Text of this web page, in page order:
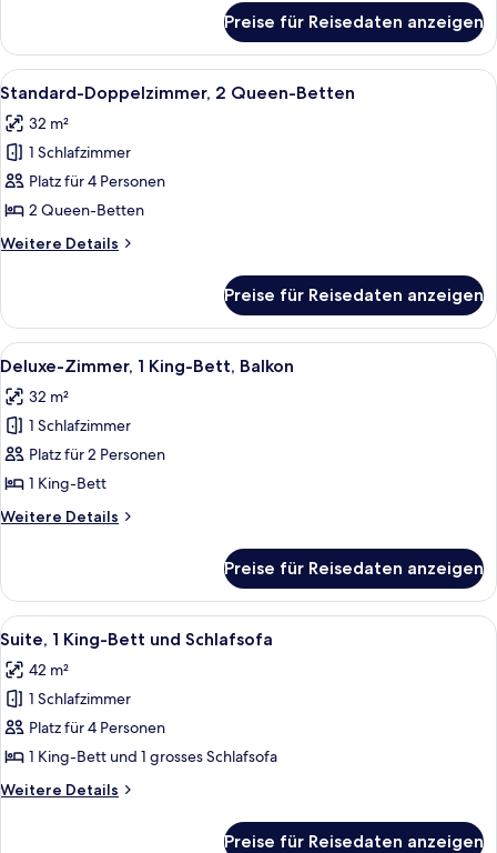
1
Queen-
Bett
Preise für Reisedaten anzeigen
Alle
Fotos
für
Standard-
Doppelzimmer,
2 Queen-
Betten
anzeigen
Ein Hotelzimmer mit zwei Betten,
5
Standard-Doppelzimmer, 2 Queen-Betten
32 m²
1 Schlafzimmer
Platz für 4 Personen
2 Queen-Betten
Weitere Details
Weitere
Doppelzimmer,
2 Queen-
Betten
Preise für Reisedaten anzeigen
Alle
Fotos
für
Deluxe-
Zimmer,
1 King-
Bett,
Balkon
Ein modernes Hotelzimmer mit
6
Deluxe-Zimmer, 1 King-Bett, Balkon
32 m²
1 Schlafzimmer
Platz für 2 Personen
1 King-Bett
Weitere Details
Weitere
Zimmer,
1 King-
Bett,
Preise für Reisedaten anzeigen
Alle
Fotos
für
Suite,
1 King-
Bett
und
Schlafsofa
Ein Hotelzimmer mit einem großen
6
Suite, 1 King-Bett und Schlafsofa
42 m²
1 Schlafzimmer
Platz für 4 Personen
1 King-Bett und 1 grosses Schlafsofa
Weitere Details
Weitere
Preise für Reisedaten anzeigen